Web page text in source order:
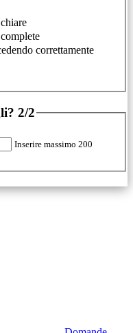
correttamente
2/2
Inserire massimo 200